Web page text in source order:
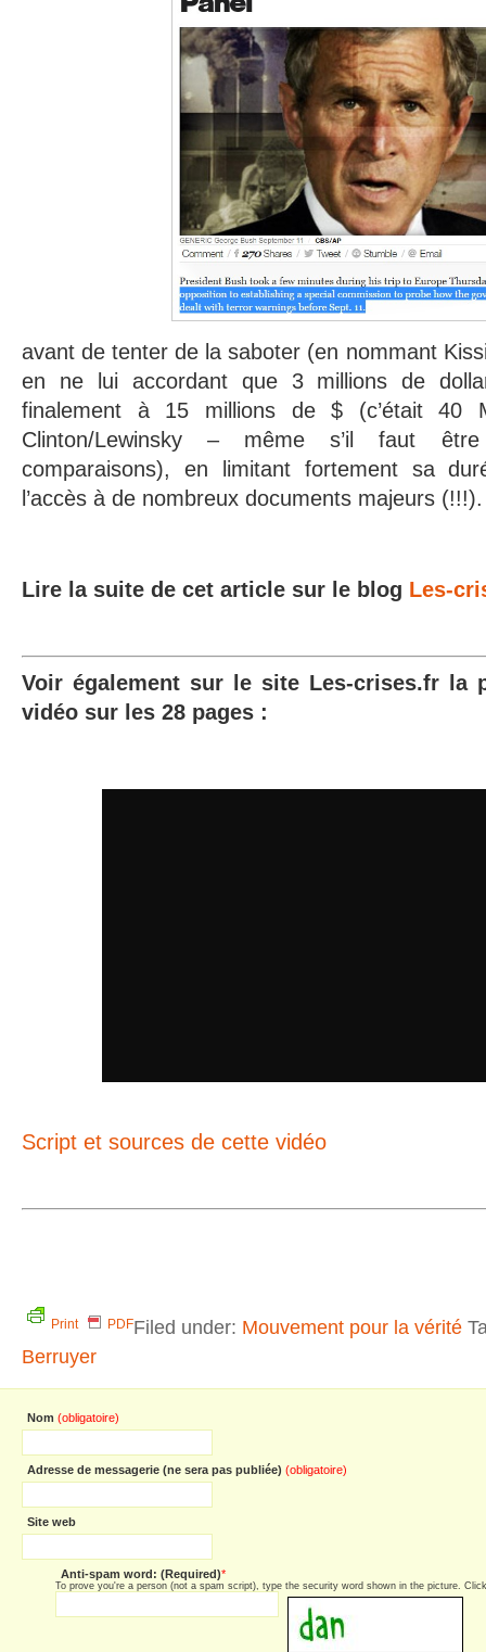
avant de tenter de la saboter (en nommant
en ne lui accordant que 3 millions de
finalement à 15 millions de $ (c’était 40
Clinton/Lewinsky – même s’il faut
comparaisons), en limitant fortement sa
l’accès à de nombreux documents majeurs (!!!).
Lire la suite de cet article sur le blog Les-
Voir également sur le site Les-crises.fr la
vidéo sur les 28 pages :
Script et sources de cette vidéo
Print PDFFiled under: Mouvement pour la vérité
Berruyer
Nom (obligatoire)
Adresse de messagerie (ne sera pas publiée) (obligatoire)
Site web
Anti-spam word: (Required)*
To prove you're a person (not a spam script), type the security word shown in the picture.